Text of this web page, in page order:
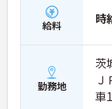
給料 時
勤務地
茨
Ｊ
車